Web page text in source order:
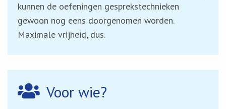
kunnen de oefeningen gesprekstechnieken
gewoon nog eens doorgenomen worden.
Maximale vrijheid, dus.
Voor wie?